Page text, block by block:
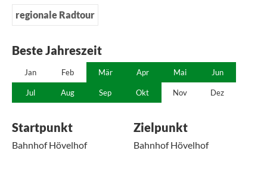
regionale Radtour
Beste Jahreszeit
Jan Feb Mär Apr Mai Jun
Jul Aug Sep Okt Nov Dez
Startpunkt
Bahnhof Hövelhof
Zielpunkt
Bahnhof Hövelhof